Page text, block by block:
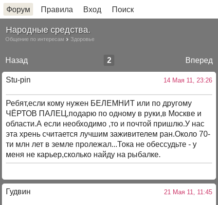
Форум Правила Вход Поиск
Народные средства.
Общение по интересам Здоровье
Назад Вперед
2
Stu-pin 14 Мая 11, 23:26
Ребят,если кому нужен БЕЛЕМНИТ или по другому
ЧЁРТОВ ПАЛЕЦ,подарю по одному в руки,в Москве и
области.А если необходимо ,то и почтой пришлю.У нас
эта хрень считается лучшим заживителем ран.Около 70-
ти млн лет в земле пролежал...Тока не обессудьте - у
меня не карьер,сколько найду на рыбалке.
Гудвин 21 Мая 11, 11:45